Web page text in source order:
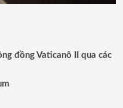
đồng Vaticanô II qua các